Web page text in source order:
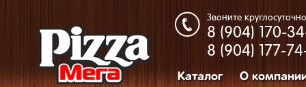
Звоните
8 (904) 170-
8 (904) 177-
Каталог О